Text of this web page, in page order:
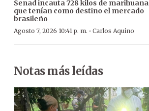
Senad incauta 728 kilos de marihuana
que tenían como destino el mercado
brasileño
Agosto 7, 2026 10:41 p. m. · Carlos Aquino
Notas más leídas